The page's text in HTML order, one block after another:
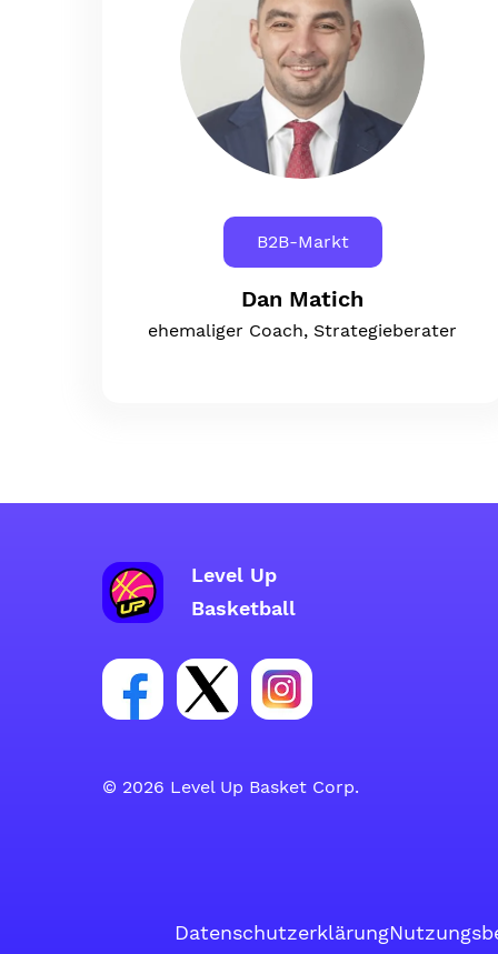
B2B-Markt
Dan Matich
ehemaliger Coach, Strategieberater
Level Up
Basketball
Link zur Facebook-Gruppe
Link zum Tweeter-Account
Link zum Instagram-
© 2026 Level Up Basket Corp.
Datenschutzerklärung